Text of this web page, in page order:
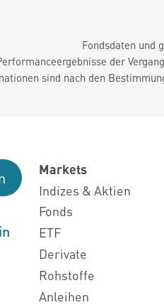
Fondsdaten und
der
sind nach den
Markets
Indizes & Aktien
Fonds
ETF
Derivate
Rohstoffe
Anleihen